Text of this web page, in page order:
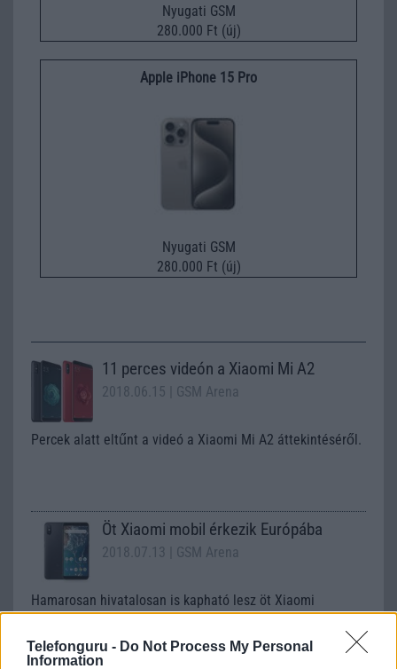
Telefonguru - Do Not Process My Personal
Information
Nyugati GSM
280.000 Ft (új)
Apple iPhone 15 Pro
Nyugati GSM
280.000 Ft (új)
11 perces videón a Xiaomi Mi A2
2018.06.15 | GSM Arena
Percek alatt eltűnt a videó a Xiaomi Mi A2 áttekintéséről.
Öt Xiaomi mobil érkezik Európába
2018.07.13 | GSM Arena
Hamarosan hivatalosan is kapható lesz öt Xiaomi
okostelefon, amelyeket az európai piacra szánnak.